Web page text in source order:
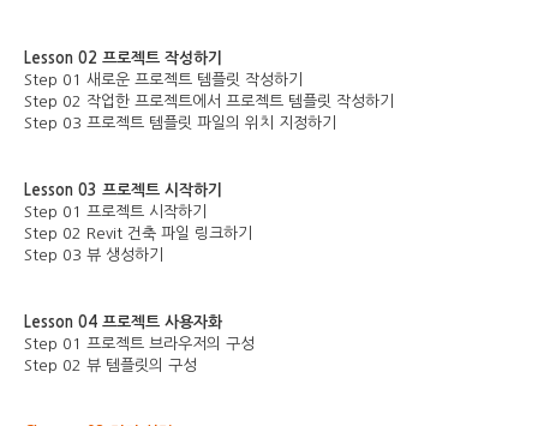
Lesson 02 프로젝트 작성하기
Step 01 새로운 프로젝트 템플릿 작성하기
Step 02 작업한 프로젝트에서 프로젝트 템플릿 작성하기
Step 03 프로젝트 템플릿 파일의 위치 지정하기
Lesson 03 프로젝트 시작하기
Step 01 프로젝트 시작하기
Step 02 Revit 건축 파일 링크하기
Step 03 뷰 생성하기
Lesson 04 프로젝트 사용자화
Step 01 프로젝트 브라우저의 구성
Step 02 뷰 템플릿의 구성